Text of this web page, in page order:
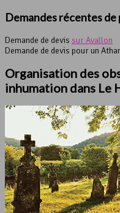
Demandes récentes de
Demande de devis sur Avallon
Demande de devis pour un
Organisation des
inhumation dans Le